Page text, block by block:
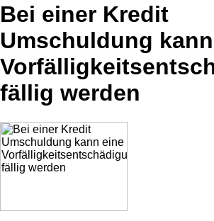
Bei einer Kredit
Umschuldung
fällig werden